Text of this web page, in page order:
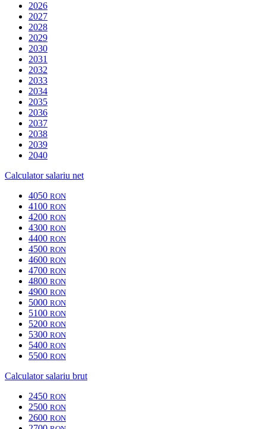
2026
2027
2028
2029
2030
2031
2032
2033
2034
2035
2036
2037
2038
2039
2040
Calculator salariu net
4050 RON
4100 RON
4200 RON
4300 RON
4400 RON
4500 RON
4600 RON
4700 RON
4800 RON
4900 RON
5000 RON
5100 RON
5200 RON
5300 RON
5400 RON
5500 RON
Calculator salariu brut
2450 RON
2500 RON
2600 RON